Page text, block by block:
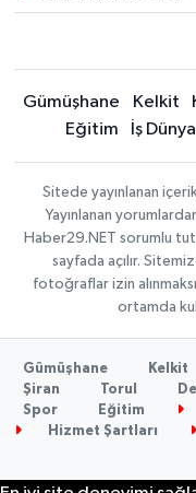
Gümüşhane Kelkit
Eğitim
İş
Sitede yayınlanan
Yayınlanan
Haber29.NET sorumlu
sayfada açılır.
fotoğraflar izin
ortamda
Gümüşhane Kelkit
Şiran
Torul
Spor
Eğitim
Hizmet Şartları